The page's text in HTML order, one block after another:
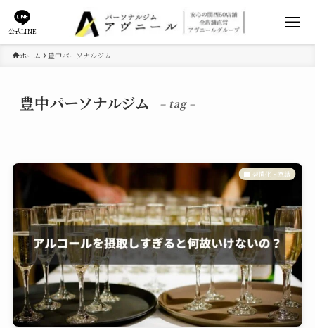
公式LINE
ホーム 豊中パーソナルジム
豊中パーソナルジム – tag –
習慣化・意識